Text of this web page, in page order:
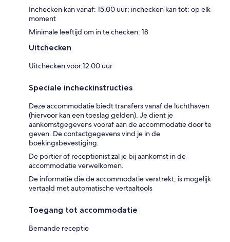
Inchecken kan vanaf: 15.00 uur; inchecken kan tot: op elk
moment
Minimale leeftijd om in te checken: 18
Uitchecken
Uitchecken voor 12.00 uur
Speciale incheckinstructies
Deze accommodatie biedt transfers vanaf de luchthaven
(hiervoor kan een toeslag gelden). Je dient je
aankomstgegevens vooraf aan de accommodatie door te
geven. De contactgegevens vind je in de
boekingsbevestiging.
De portier of receptionist zal je bij aankomst in de
accommodatie verwelkomen.
De informatie die de accommodatie verstrekt, is mogelijk
vertaald met automatische vertaaltools
Toegang tot accommodatie
Bemande receptie